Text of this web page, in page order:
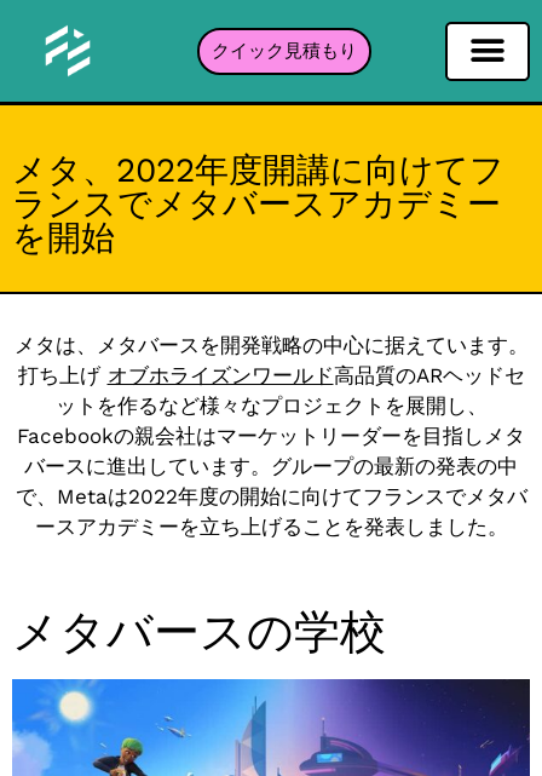
クイック見積もり
メタ、2022年度開講に向けてフ
ランスでメタバースアカデミー
を開始
メタは、メタバースを開発戦略の中心に据えています。
打ち上げ オブホライズンワールド高品質のARヘッドセ
ットを作るなど様々なプロジェクトを展開し、
Facebookの親会社はマーケットリーダーを目指しメタ
バースに進出しています。グループの最新の発表の中
で、Metaは2022年度の開始に向けてフランスでメタバ
ースアカデミーを立ち上げることを発表しました。
メタバースの学校